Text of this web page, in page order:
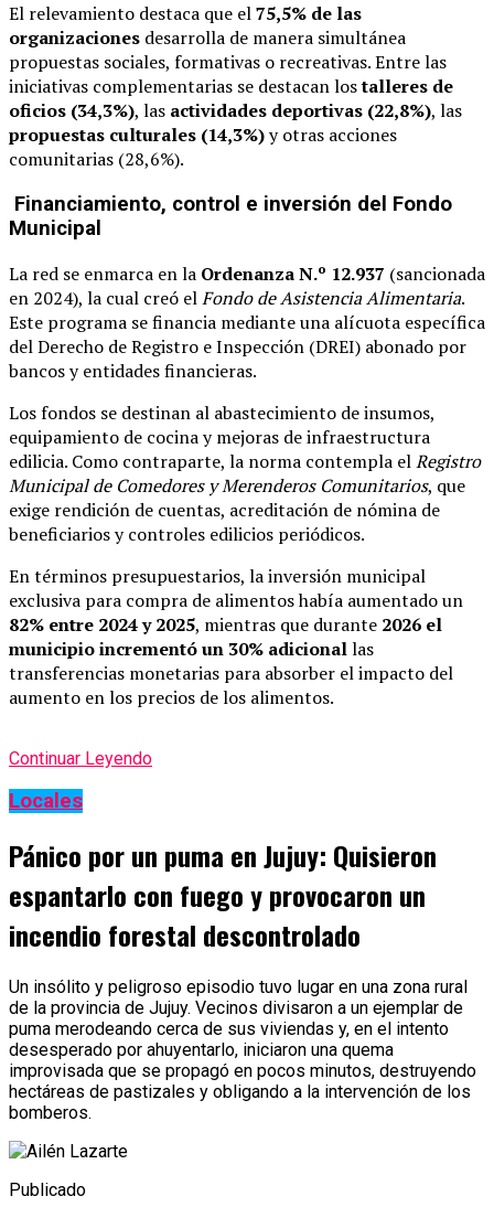
El relevamiento destaca que el75,5% de las
organizaciones desarrolla de manera simultánea
propuestas sociales, formativas o recreativas. Entre las
iniciativas complementarias se destacan lostalleres de
oficios (34,3%), las actividades deportivas (22,8%), las
propuestas culturales (14,3%)y otras acciones
comunitarias (28,6%).
Financiamiento, control e inversión del Fondo
Municipal
La red se enmarca en la Ordenanza N.º 12.937 (sancionada
en 2024), la cual creó elFondo de Asistencia Alimentaria.
Este programa se financia mediante una alícuota específica
del Derecho de Registro e Inspección (DREI) abonado por
bancos y entidades financieras.
Los fondos se destinan al abastecimiento de insumos,
equipamiento de cocina y mejoras de infraestructura
edilicia. Como contraparte, la norma contempla elRegistro
Municipal de Comedores y Merenderos Comunitarios, que
exige rendición de cuentas, acreditación de nómina de
beneficiarios y controles edilicios periódicos.
En términos presupuestarios, la inversión municipal
exclusiva para compra de alimentos había aumentado un
82% entre 2024 y 2025, mientras que durante 2026 el
municipio incrementó un 30% adicionallas
transferencias monetarias para absorber el impacto del
aumento en los precios de los alimentos.
Continuar Leyendo
Locales
Pánico por un puma en Jujuy: Quisieron
espantarlo con fuego y provocaron un
incendio forestal descontrolado
Un insólito y peligroso episodio tuvo lugar en una zona rural
de la provincia de Jujuy. Vecinos divisaron a un ejemplar de
puma merodeando cerca de sus viviendas y, en el intento
desesperado por ahuyentarlo, iniciaron una quema
improvisada que se propagó en pocos minutos, destruyendo
hectáreas de pastizales y obligando a la intervención de los
bomberos.
Publicado